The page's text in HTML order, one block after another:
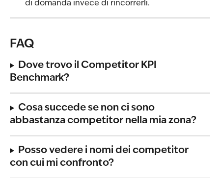
di domanda invece di rincorrerli.
FAQ
Dove trovo il Competitor KPI
Benchmark?
Cosa succede se non ci sono
abbastanza competitor nella mia zona?
Posso vedere i nomi dei competitor
con cui mi confronto?